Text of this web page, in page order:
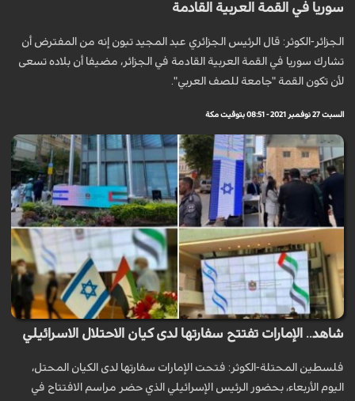
سوريا في القمة العربية القادمة
الجزائر-الكوثر: قال الرئيس الجزائري عبد المجيد تبون إنه من المفترض أن
تشارك سوريا في القمة العربية القادمة في الجزائر، مضيفا أن بلاده تسعى
لأن تكون القمة "جامعة للصف العربي".
السبت 27 نوفمبر 2021 - 08:51 بتوقيت مكة
شاهد.. الإمارات تفتتح سفارتها لدى كيان الاحتلال الاسرائيلي
فلسطين المحتلة-الكوثر: فتحت الإمارات سفارتها لدى الكيان المحتل،
اليوم الأربعاء، بحضور الرئيس الإسرائيلي الذي حضر مراسم الافتتاح في